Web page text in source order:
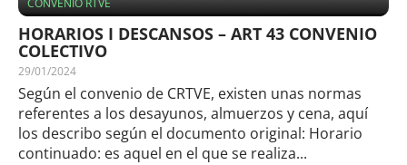
CONVENIO RTVE
HORARIOS I DESCANSOS – ART 43 CONVENIO
COLECTIVO
29/01/2024
Según el convenio de CRTVE, existen unas normas
referentes a los desayunos, almuerzos y cena, aquí
los describo según el documento original: Horario
continuado: es aquel en el que se realiza...